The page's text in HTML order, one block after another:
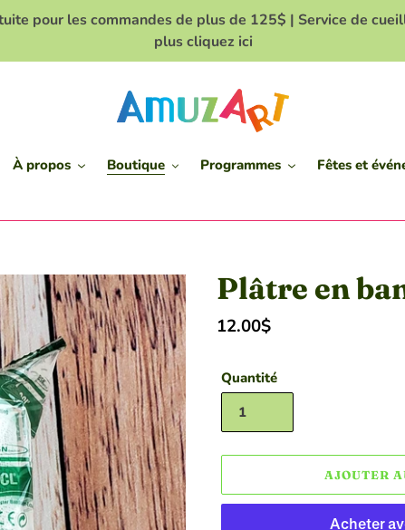
pour les commandes de plus de 125$ | Service de
plus cliquez ici
À propos Boutique Programmes Fêtes et
Plâtre en
Prix
12.00$
Quantité
AJOUTER